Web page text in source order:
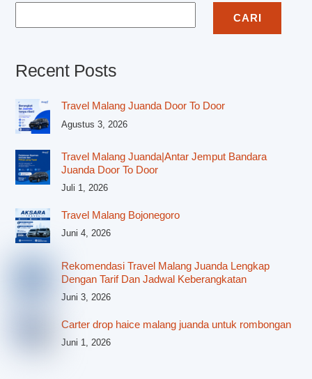
CARI
Recent Posts
Travel Malang Juanda Door To Door
Agustus 3, 2026
Travel Malang Juanda|Antar Jemput Bandara
Juanda Door To Door
Juli 1, 2026
Travel Malang Bojonegoro
Juni 4, 2026
Rekomendasi Travel Malang Juanda Lengkap
Dengan Tarif Dan Jadwal Keberangkatan
Juni 3, 2026
Carter drop haice malang juanda untuk rombongan
Juni 1, 2026